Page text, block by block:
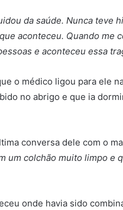
da saúde. Nunca teve
aconteceu. Quando me
e aconteceu essa
o médico ligou para ele
no abrigo e que ia
conversa dele com o
um colchão muito limpo e
onde havia sido